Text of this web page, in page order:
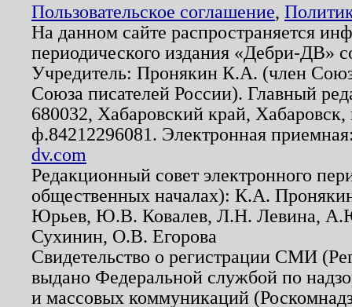
Пользовательское соглашение,
На данном сайте распространяется
периодического издания «Дебри-ДВ»
Учредитель: Пронякин К.А. (член
Союза писателей России). Главный
680032, Хабаровский край,
ф.84212296081. Электронная
dv.com
Редакционный совет электронного
общественных началах): К.А.
Юрьев, Ю.В. Ковалев, Л.Н. Левина,
Сухинин, О.В. Егорова
Свидетельство о регистрации СМИ
выдано Федеральной службой по
и массовых коммуникаций